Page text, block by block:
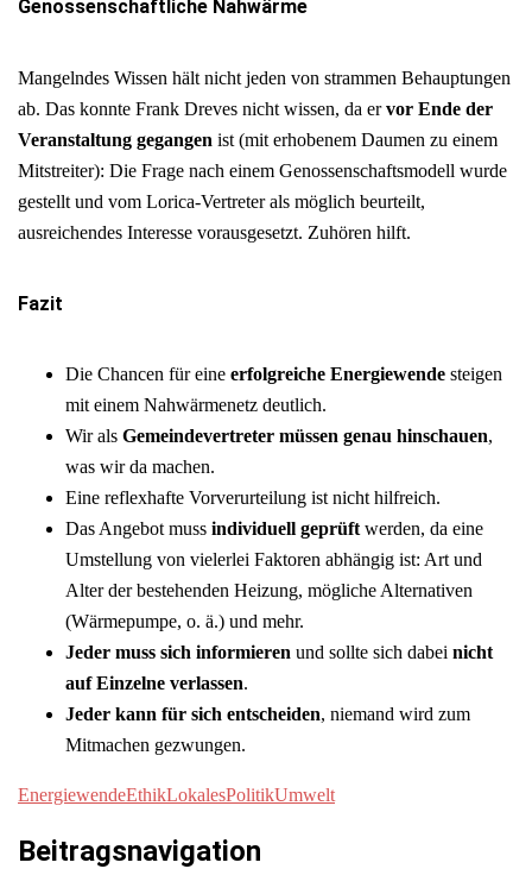
Genossenschaftliche Nahwärme
Mangelndes Wissen hält nicht jeden von strammen Behauptungen
ab. Das konnte Frank Dreves nicht wissen, da ervor Ende der
Veranstaltung gegangen ist (mit erhobenem Daumen zu einem
Mitstreiter): Die Frage nach einem Genossenschaftsmodell wurde
gestellt und vom Lorica-Vertreter als möglich beurteilt,
ausreichendes Interesse vorausgesetzt. Zuhören hilft.
Fazit
Die Chancen für eine erfolgreiche Energiewende steigen
mit einem Nahwärmenetz deutlich.
Wir als Gemeindevertreter müssen genau hinschauen,
was wir da machen.
Eine reflexhafte Vorverurteilung ist nicht hilfreich.
Das Angebot muss individuell geprüft werden, da eine
Umstellung von vielerlei Faktoren abhängig ist: Art und
Alter der bestehenden Heizung, mögliche Alternativen
(Wärmepumpe, o. ä.) und mehr.
Jeder muss sich informieren und sollte sich dabei nicht
auf Einzelne verlassen.
Jeder kann für sich entscheiden, niemand wird zum
Mitmachen gezwungen.
EnergiewendeEthikLokalesPolitikUmwelt
Beitragsnavigation